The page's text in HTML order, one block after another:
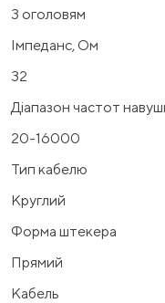
З оголовям
Імпеданс, Ом
32
Діапазон частот
20-16000
Тип кабелю
Круглий
Форма штекера
Прямий
Кабель